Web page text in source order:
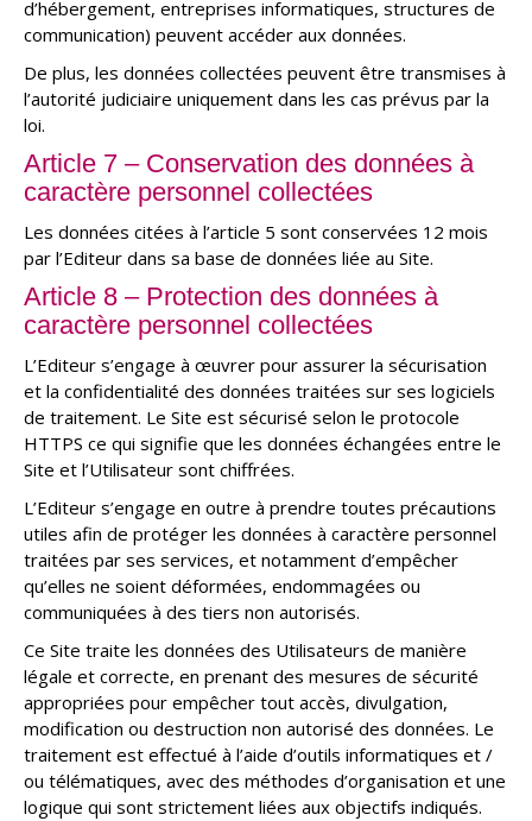
d’hébergement, entreprises informatiques, structures de
communication) peuvent accéder aux données.
De plus, les données collectées peuvent être transmises à
l’autorité judiciaire uniquement dans les cas prévus par la
loi.
Article 7 – Conservation des données à
caractère personnel collectées
Les données citées à l’article 5 sont conservées 12 mois
par l’Editeur dans sa base de données liée au Site.
Article 8 – Protection des données à
caractère personnel collectées
L’Editeur s’engage à œuvrer pour assurer la sécurisation
et la confidentialité des données traitées sur ses logiciels
de traitement. Le Site est sécurisé selon le protocole
HTTPS ce qui signifie que les données échangées entre le
Site et l’Utilisateur sont chiffrées.
L’Editeur s’engage en outre à prendre toutes précautions
utiles afin de protéger les données à caractère personnel
traitées par ses services, et notamment d’empêcher
qu’elles ne soient déformées, endommagées ou
communiquées à des tiers non autorisés.
Ce Site traite les données des Utilisateurs de manière
légale et correcte, en prenant des mesures de sécurité
appropriées pour empêcher tout accès, divulgation,
modification ou destruction non autorisé des données. Le
traitement est effectué à l’aide d’outils informatiques et /
ou télématiques, avec des méthodes d’organisation et une
logique qui sont strictement liées aux objectifs indiqués.